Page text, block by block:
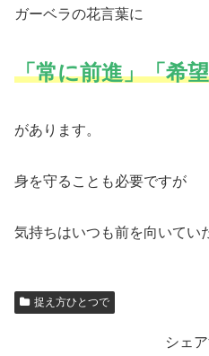
ガーベラの花言葉に
「常に前進」「希
があります。
身を守ることも必要ですが
気持ちはいつも前を向いてい
捉え方ひとつで
シェ